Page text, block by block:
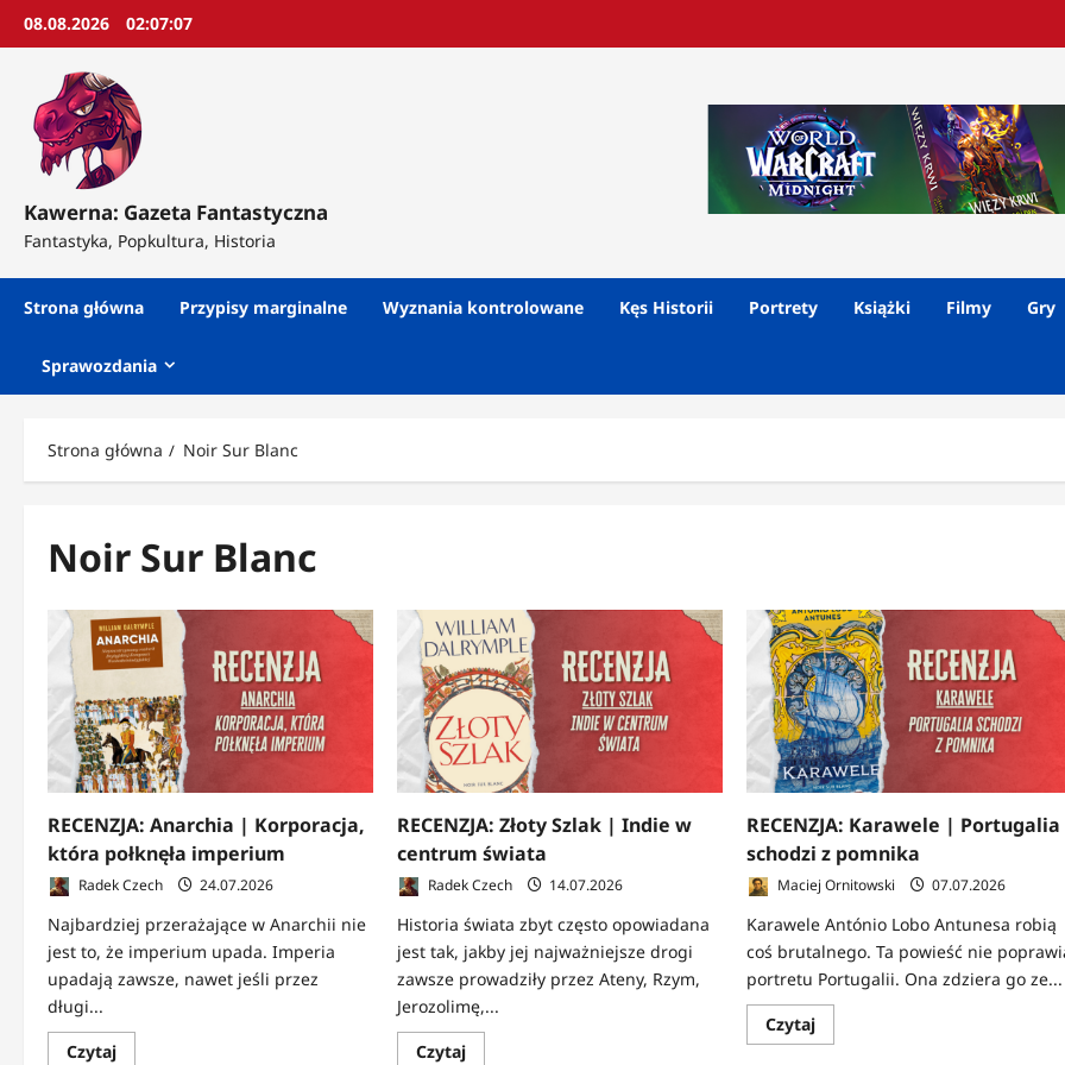
Przejdź
08.08.2026 02:07:08
Kawerna: Gazeta Fantastyczna
Fantastyka, Popkultura, Historia
Strona główna Przypisy marginalne Wyznania kontrolowane Kęs Historii Portrety Książki Filmy Gry
Sprawozdania
Strona główna Noir Sur Blanc
Noir Sur Blanc
RECENZJA: Anarchia | Korporacja,
która połknęła imperium
Radek Czech 24.07.2026
Najbardziej przerażające w Anarchii nie
jest to, że imperium upada. Imperia
upadają zawsze, nawet jeśli przez
długi...
CzytajDowiedz
RECENZJA: Złoty Szlak | Indie w
centrum świata
Radek Czech 14.07.2026
Historia świata zbyt często opowiadana
jest tak, jakby jej najważniejsze drogi
zawsze prowadziły przez Ateny, Rzym,
Jerozolimę,...
CzytajDowiedz
RECENZJA: Karawele | Portugalia
schodzi z pomnika
Maciej Ornitowski 07.07.2026
Karawele António Lobo Antunesa robią
coś brutalnego. Ta powieść nie
portretu Portugalii. Ona zdziera go ze...
CzytajDowiedz
się